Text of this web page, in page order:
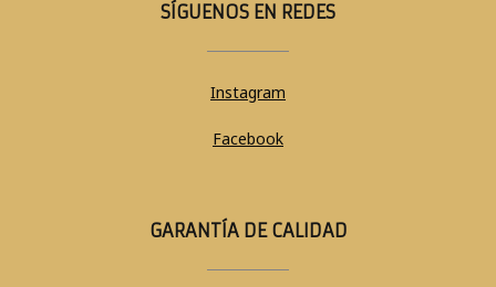
SÍGUENOS EN REDES
Instagram
Facebook
GARANTÍA DE CALIDAD